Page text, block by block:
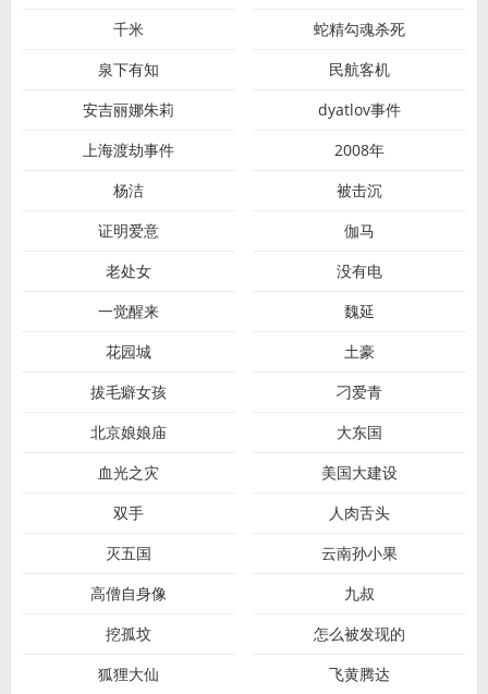
千米
蛇精勾魂杀死
泉下有知
民航客机
安吉丽娜朱莉
dyatlov事件
上海渡劫事件
2008年
杨洁
被击沉
证明爱意
伽马
老处女
没有电
一觉醒来
魏延
花园城
土豪
拔毛癖女孩
刁爱青
北京娘娘庙
大东国
血光之灾
美国大建设
双手
人肉舌头
灭五国
云南孙小果
高僧自身像
九叔
挖孤坟
怎么被发现的
狐狸大仙
飞黄腾达